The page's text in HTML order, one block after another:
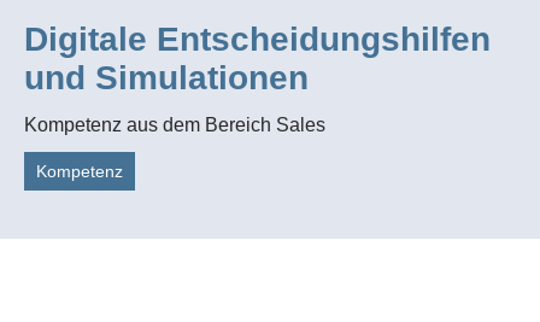
Digitale Entscheidungshilfen
und Simulationen
Kompetenz aus dem Bereich Sales
Kompetenz